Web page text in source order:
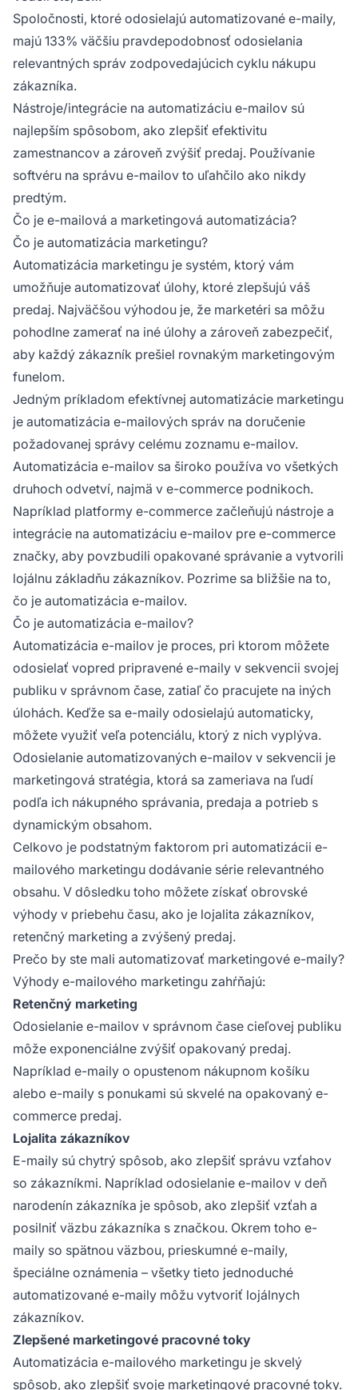
Spoločnosti, ktoré odosielajú automatizované e-maily,
majú 133% väčšiu pravdepodobnosť odosielania
relevantných správ zodpovedajúcich cyklu nákupu
zákazníka.
Nástroje/integrácie na automatizáciu e-mailov sú
najlepším spôsobom, ako zlepšiť efektivitu
zamestnancov a zároveň zvýšiť predaj. Používanie
softvéru na správu e-mailov to uľahčilo ako nikdy
predtým.
Čo je e-mailová a marketingová automatizácia?
Čo je automatizácia marketingu?
Automatizácia marketingu je systém, ktorý vám
umožňuje automatizovať úlohy, ktoré zlepšujú váš
predaj. Najväčšou výhodou je, že marketéri sa môžu
pohodlne zamerať na iné úlohy a zároveň zabezpečiť,
aby každý zákazník prešiel rovnakým marketingovým
funelom.
Jedným príkladom efektívnej automatizácie marketingu
je automatizácia e-mailových správ na doručenie
požadovanej správy celému zoznamu e-mailov.
Automatizácia e-mailov sa široko používa vo všetkých
druhoch odvetví, najmä v e-commerce podnikoch.
Napríklad platformy e-commerce začleňujú nástroje a
integrácie na automatizáciu e-mailov pre e-commerce
značky, aby povzbudili opakované správanie a vytvorili
lojálnu základňu zákazníkov. Pozrime sa bližšie na to,
čo je automatizácia e-mailov.
Čo je automatizácia e-mailov?
Automatizácia e-mailov je proces, pri ktorom môžete
odosielať vopred pripravené e-maily v sekvencii svojej
publiku v správnom čase, zatiaľ čo pracujete na iných
úlohách. Keďže sa e-maily odosielajú automaticky,
môžete využiť veľa potenciálu, ktorý z nich vyplýva.
Odosielanie automatizovaných e-mailov v sekvencii je
marketingová stratégia, ktorá sa zameriava na ľudí
podľa ich nákupného správania, predaja a potrieb s
dynamickým obsahom.
Celkovo je podstatným faktorom pri automatizácii e-
mailového marketingu dodávanie série relevantného
obsahu. V dôsledku toho môžete získať obrovské
výhody v priebehu času, ako je lojalita zákazníkov,
retenčný marketing a zvýšený predaj.
Prečo by ste mali automatizovať marketingové e-maily?
Výhody e-mailového marketingu zahŕňajú:
Retenčný marketing
Odosielanie e-mailov v správnom čase cieľovej publiku
môže exponenciálne zvýšiť opakovaný predaj.
Napríklad e-maily o opustenom nákupnom košíku
alebo e-maily s ponukami sú skvelé na opakovaný e-
commerce predaj.
Lojalita zákazníkov
E-maily sú chytrý spôsob, ako zlepšiť správu vzťahov
so zákazníkmi. Napríklad odosielanie e-mailov v deň
narodenín zákazníka je spôsob, ako zlepšiť vzťah a
posilniť väzbu zákazníka s značkou. Okrem toho e-
maily so spätnou väzbou, prieskumné e-maily,
špeciálne oznámenia – všetky tieto jednoduché
automatizované e-maily môžu vytvoriť lojálnych
zákazníkov.
Zlepšené marketingové pracovné toky
Automatizácia e-mailového marketingu je skvelý
spôsob, ako zlepšiť svoje marketingové pracovné toky.